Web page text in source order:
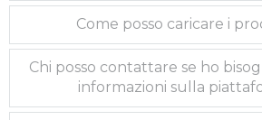
Come posso caricare i
Chi posso contattare se ho
informazioni sulla